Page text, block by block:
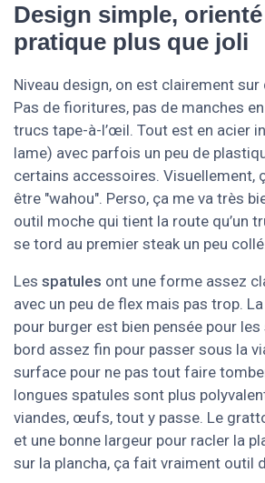
Design simple, orienté
pratique plus que joli
Niveau design, on est clairement
Pas de fioritures, pas de manches
trucs tape-à-l’œil. Tout est en acier
lame) avec parfois un peu de
certains accessoires. Visuellement,
être "wahou". Perso, ça me va très
outil moche qui tient la route qu’un
se tord au premier steak un peu
Les spatules ont une forme assez
avec un peu de flex mais pas trop.
pour burger est bien pensée pour
bord assez fin pour passer sous la
surface pour ne pas tout faire
longues spatules sont plus
viandes, œufs, tout y passe. Le
et une bonne largeur pour racler la
sur la plancha, ça fait vraiment outil